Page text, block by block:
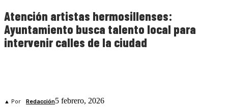
Atención artistas hermosillenses:
Ayuntamiento busca talento local para
intervenir calles de la ciudad
▲ Por Redacción5 febrero, 2026